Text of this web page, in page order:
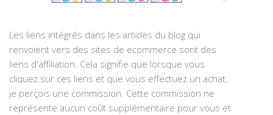
Les liens intégrés dans les articles du blog qui
renvoient vers des sites de ecommerce sont des
liens d'affiliation. Cela signifie que lorsque vous
cliquez sur ces liens et que vous effectuez un achat,
je perçois une commission. Cette commission ne
représente aucun coût supplémentaire pour vous et